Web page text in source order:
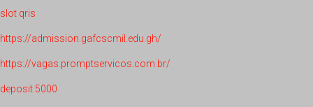
slot qris
https://admission.gafcscmil.edu.gh/
https://vagas.promptservicos.com.br/
deposit 5000